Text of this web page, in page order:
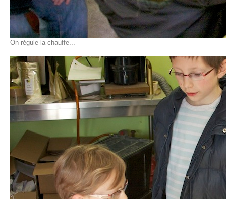
On régule la chauffe...